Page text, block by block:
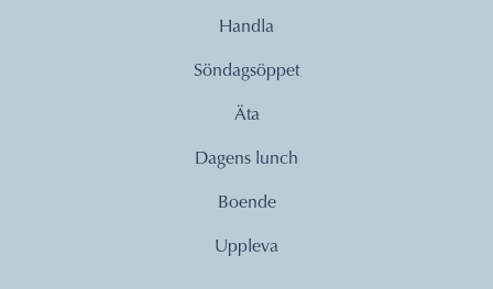
Handla
Söndagsöppet
Äta
Dagens lunch
Boende
Uppleva